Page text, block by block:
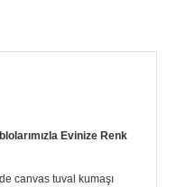
Evinize Renk
canvas tuval kumaşı